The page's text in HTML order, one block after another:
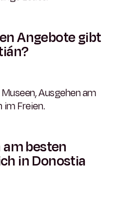
Angebote gibt
Ausgehen am
Freien.
am besten
in Donostia